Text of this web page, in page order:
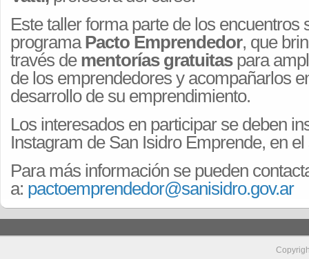
Este taller forma parte de los encuentros
programaPacto Emprendedor, que
través de mentorías gratuitaspara
de los emprendedores y acompañarlos
desarrollo de su emprendimiento.
Los interesados en participar se deben
Instagram de San Isidro Emprende, en
Para más información se pueden
a: pactoemprendedor@sanisidro.gov.ar